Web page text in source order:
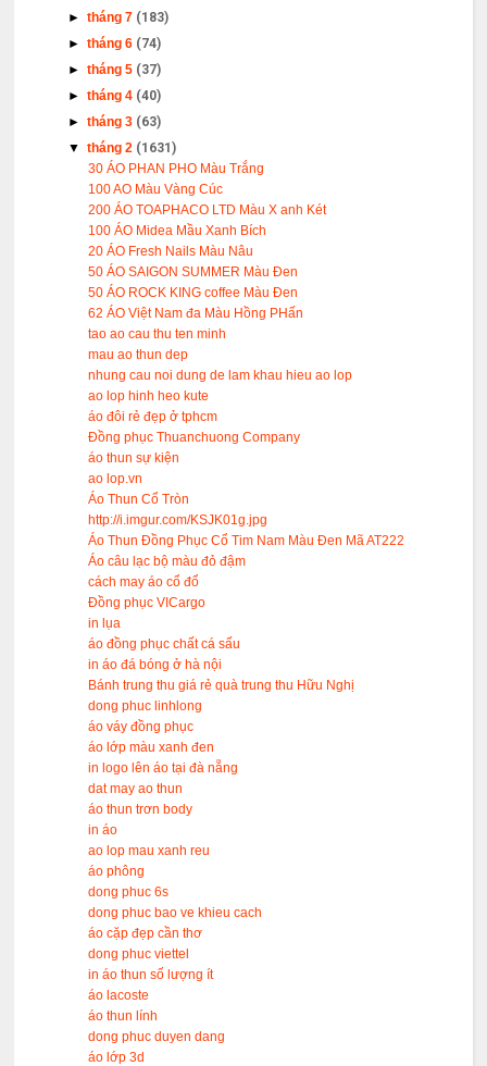
►tháng 7 (183)
►tháng 6 (74)
►tháng 5 (37)
►tháng 4 (40)
►tháng 3 (63)
▼tháng 2 (1631)
30 ÁO PHAN PHO Màu Trắng
100 AO Màu Vàng Cúc
200 ÁO TOAPHACO LTD Màu X anh Két
100 ÁO Midea Mầu Xanh Bích
20 ÁO Fresh Nails Màu Nâu
50 ÁO SAIGON SUMMER Màu Đen
50 ÁO ROCK KING coffee Màu Đen
62 ÁO Việt Nam đa Màu Hồng PHấn
tao ao cau thu ten minh
mau ao thun dep
nhung cau noi dung de lam khau hieu ao lop
ao lop hinh heo kute
áo đôi rẻ đẹp ở tphcm
Đồng phục Thuanchuong Company
áo thun sự kiện
ao lop.vn
Áo Thun Cổ Tròn
http://i.imgur.com/KSJK01g.jpg
Áo Thun Đồng Phục Cổ Tim Nam Màu Đen Mã AT222
Áo câu lạc bộ màu đỏ đậm
cách may áo cổ đổ
Đồng phục VICargo
in lụa
áo đồng phục chất cá sấu
in áo đá bóng ở hà nội
Bánh trung thu giá rẻ quà trung thu Hữu Nghị
dong phuc linhlong
áo váy đồng phục
áo lớp màu xanh đen
in logo lên áo tại đà nẵng
dat may ao thun
áo thun trơn body
in áo
ao lop mau xanh reu
áo phông
dong phuc 6s
dong phuc bao ve khieu cach
áo cặp đẹp cần thơ
dong phuc viettel
in áo thun số lượng ít
áo lacoste
áo thun lính
dong phuc duyen dang
áo lớp 3d